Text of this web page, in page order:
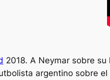
2018. A Neymar sobre
argentino sobre el